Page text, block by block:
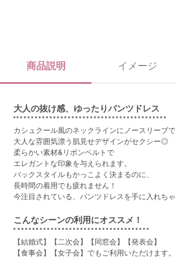
商品説明 イメージ
大人の抜け感、ゆったりパンツドレス
カシュクール風のネックラインにノースリーブで
大人な雰囲気漂う肌見せデザインがセクシー◎
柔らかい素材&リボンベルトで
エレガントな印象を与えられます。
バックスタイルもかっこよく決まるのに、
長時間の着用でも疲れません！
今注目されている、パンツドレスを手に入れち
こんなシーンの利用にオススメ！
【結婚式】【二次会】【同窓会】【発表会】
【食事会】【女子会】でもご利用いただけます。